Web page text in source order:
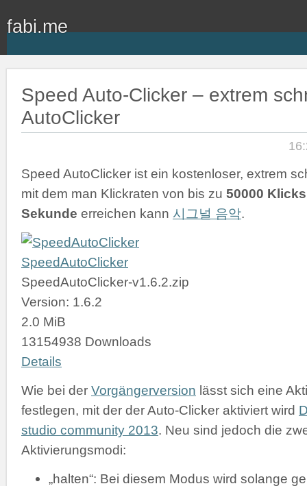
fabi.me
Speed Auto-Clicker – extrem
AutoClicker
Speed AutoClicker ist ein kostenloser, extrem
mit dem man Klickraten von bis zu 50000
Sekunde erreichen kann 시그널 음악.
SpeedAutoClicker
SpeedAutoClicker-v1.6.2.zip
Version: 1.6.2
2.0 MiB
13154938 Downloads
Details
Wie bei der Vorgängerversion lässt sich eine
festlegen, mit der der Auto-Clicker aktiviert wird
studio community 2013. Neu sind jedoch die
Aktivierungsmodi:
„halten“: Bei diesem Modus wird solange